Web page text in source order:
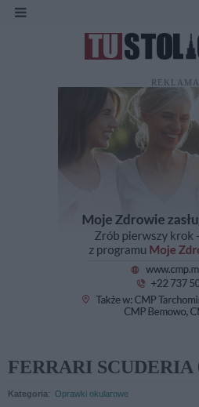
REKLAMA
FERRARI SCUDERIA
Kategoria: Oprawki okularowe